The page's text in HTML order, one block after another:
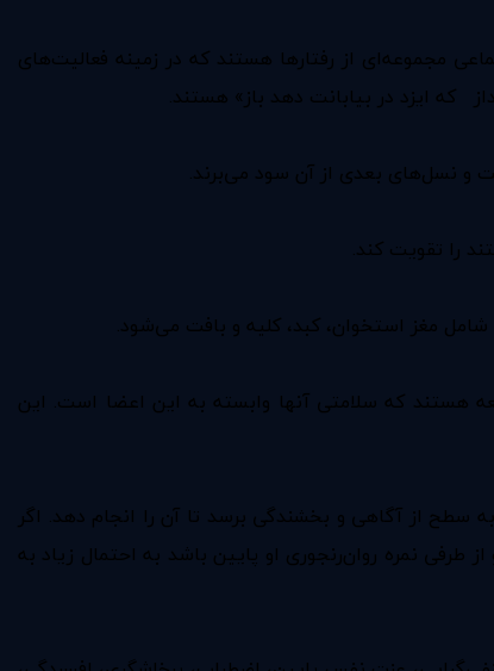
مجموعه‌ای از رفتارها هستند که در زمینه فعالیت‌های
که ایزد در بیابانت دهد باز» هستند.
و نسل‌های بعدی از آن سود می‌برند.
را تقویت کند.
مغز استخوان، کبد، کلیه و بافت می‌شود.
هستند که سلامتی آنها وابسته به این اعضا است. این
سطح از آگاهی و بخشندگی برسد تا آن را انجام دهد. اگر
نمره روان‌رنجوری او پایین باشد به احتمال زیاد به